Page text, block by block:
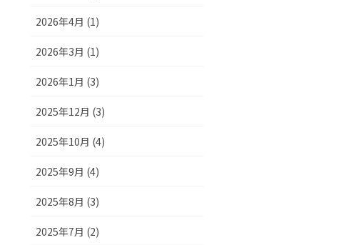
2026年4月 (1)
2026年3月 (1)
2026年1月 (3)
2025年12月 (3)
2025年10月 (4)
2025年9月 (4)
2025年8月 (3)
2025年7月 (2)